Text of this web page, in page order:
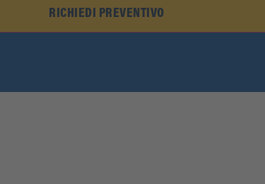
RICHIEDI PREVENTIVO